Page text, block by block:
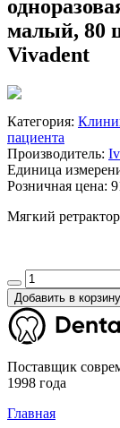
малый, 80
Vivadent
Категория:
пациента
Производитель:
Единица
Розничная цена:
Мягкий ретрактор
Добавить в корзину
Поставщик
1998 года
Главная